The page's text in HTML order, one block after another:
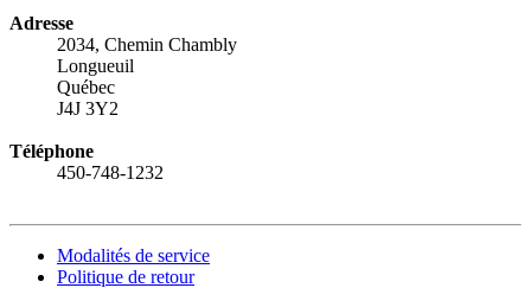
Adresse
2034, Chemin Chambly
Longueuil
Québec
J4J 3Y2
Téléphone
450-748-1232
Modalités de service
Politique de retour